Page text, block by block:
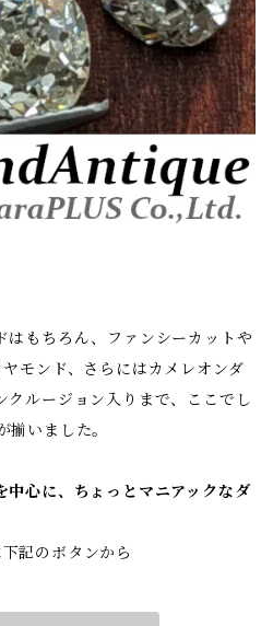
もちろん、ファンシーカットや
モンド、さらにはカメレオンダ
クルージョン入りまで、ここでし
いました。
中心に、ちょっとマニアックなダ
下記のボタンから